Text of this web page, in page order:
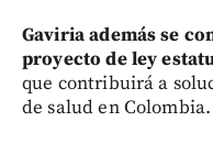
Gaviria además se
proyecto de ley
que contribuirá a
de salud en Colombia.